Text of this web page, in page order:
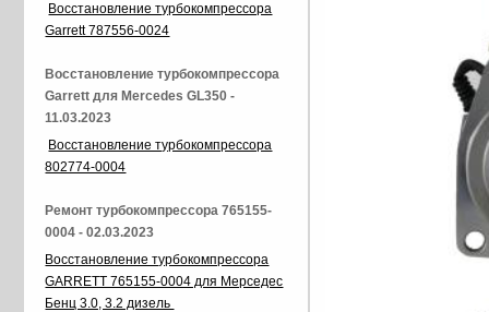
Восстановление турбокомпрессора
Garrett 787556-0024
Восстановление турбокомпрессора
Garrett для Mercedes GL350 -
11.03.2023
Восстановление турбокомпрессора
802774-0004
Ремонт турбокомпрессора 765155-
0004 - 02.03.2023
Восстановление турбокомпрессора
GARRETT 765155-0004 для Мерседес
Бенц 3.0, 3.2 дизель